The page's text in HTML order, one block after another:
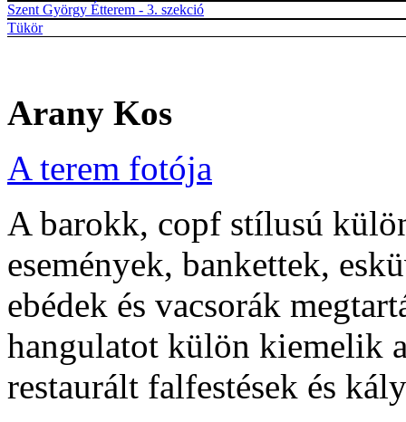
Szent György Étterem - 3. szekció
Tükör
Arany Kos
A terem fotója
A barokk, copf stílusú
események, bankettek,
ebédek és vacsorák
hangulatot külön kiemelik
restaurált falfestések és